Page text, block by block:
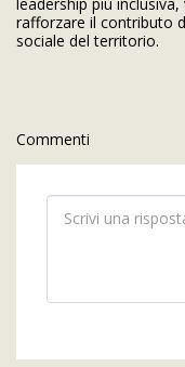
rafforzare il contributo
sociale del territorio.
Commenti